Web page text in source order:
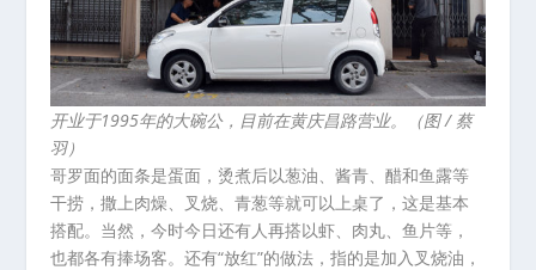
开业于1995年的大碗公，目前在黄庆昌路营业。（图 / 蔡
羽）
哥罗面的面条是蛋面，烫煮后以葱油、酱青、醋和鱼露等
干捞，撒上肉燥、叉烧、青葱等就可以上桌了，这是基本
搭配。当然，今时今日还有人再搭以虾、肉丸、鱼片等，
也都各有捧场客。还有“放红”的做法，指的是加入叉烧油，